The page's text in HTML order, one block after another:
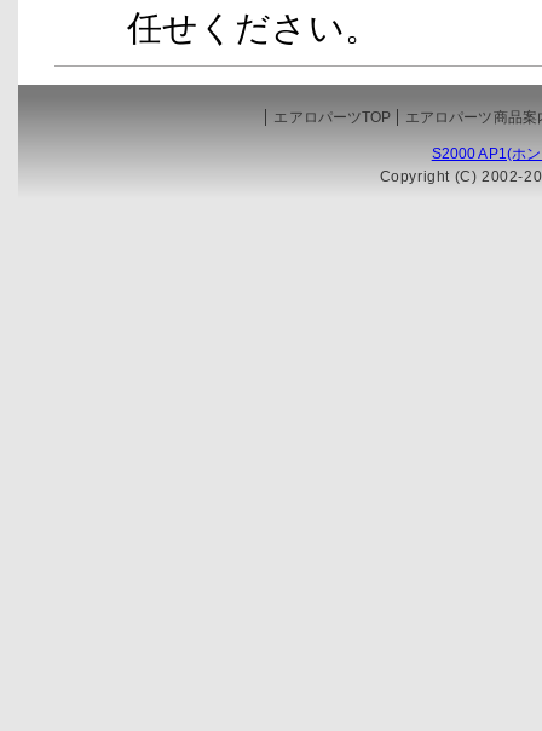
任せください。
エアロパーツTOP エアロパーツ商品案
S2000 AP1(ホ
Copyright (C) 2002-